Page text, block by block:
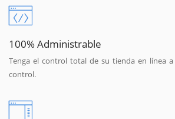
100% Administrable
Tenga el control total de su tienda en línea
control.